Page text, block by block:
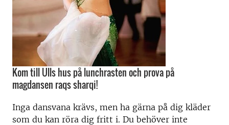
Kom till Ulls hus på lunchrasten och prova på
magdansen raqs sharqi!
Inga dansvana krävs, men ha gärna på dig kläder
som du kan röra dig fritt i. Du behöver inte